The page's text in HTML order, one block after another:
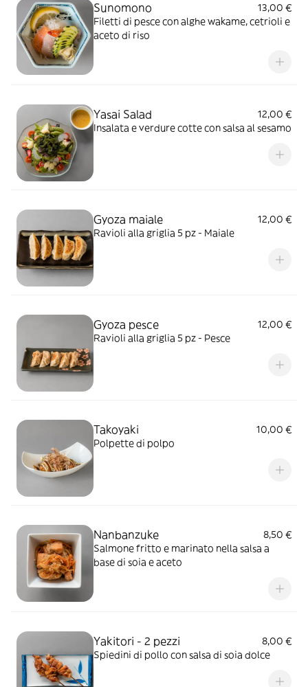
Sunomono
13,00 €
Filetti di pesce con alghe wakame, cetrioli e
aceto di riso
Yasai Salad
12,00 €
Insalata e verdure cotte con salsa al sesamo
Gyoza maiale
12,00 €
Ravioli alla griglia 5 pz - Maiale
Gyoza pesce
12,00 €
Ravioli alla griglia 5 pz - Pesce
Takoyaki
10,00 €
Polpette di polpo
Nanbanzuke
8,50 €
Salmone fritto e marinato nella salsa a
base di soia e aceto
Yakitori - 2 pezzi
8,00 €
Spiedini di pollo con salsa di soia dolce